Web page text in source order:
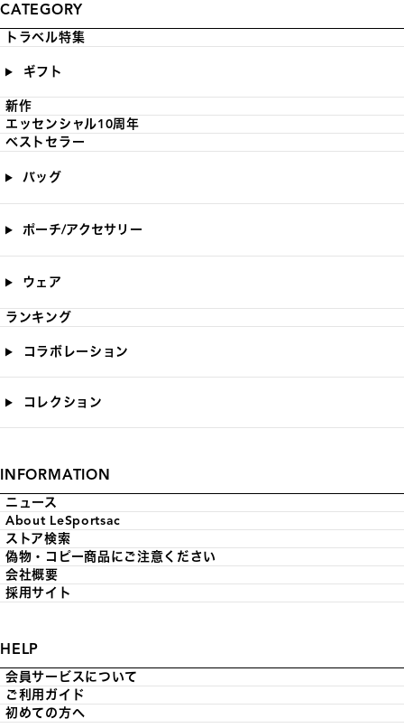
CATEGORY
トラベル特集
ギフト
新作
エッセンシャル10周年
ベストセラー
バッグ
ポーチ/アクセサリー
ウェア
ランキング
コラボレーション
コレクション
INFORMATION
ニュース
About LeSportsac
ストア検索
偽物・コピー商品にご注意ください
会社概要
採用サイト
HELP
会員サービスについて
ご利用ガイド
初めての方へ